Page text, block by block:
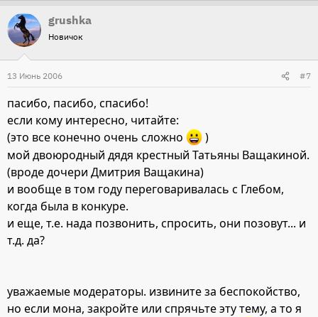
grushka
Новичок
13 Июнь 2006 #7
пасибо, пасибо, спасибо!
если кому интересно, читайте:
(это все конечно очень сложно
)
мой двоюродный дядя крестный Татьяны Ващакиной.
(вроде дочери Дмитрия Ващакина)
и вообще в том году переговаривалась с Глебом,
когда была в конкуре.
и еще, т.е. нада позвонить, спросить, они позовут... и
т.д. да?
уважаемые модераторы. извините за беспокойство,
но если мона, закройте или спрячьте эту тему, а то я